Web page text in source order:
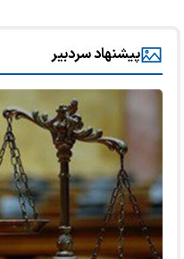
پیشنهاد سردبیر